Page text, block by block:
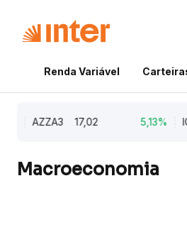
Renda Variável
AZZA3 17,02 5,13%
Macroeconomia